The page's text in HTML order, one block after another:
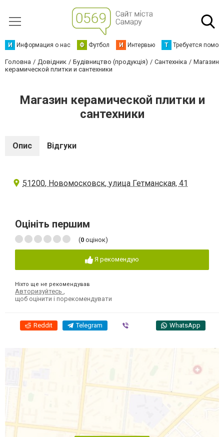
И Информация о нас Ф Футбол И Интервью Т Требуется
Головна Довідник Будівництво (продукція) Сантехніка
Магазин
керамической плитки и сантехники
Магазин керамической плитки и
сантехники
Опис Відгуки
51200, Новомосковск, улица Гетманская, 41
Оцініть першим
(0 оцінок)
Я рекомендую
Ніхто ще не рекомендував
Авторизуйтесь
щоб оцінити і порекомендувати
Reddit Telegram WhatsApp